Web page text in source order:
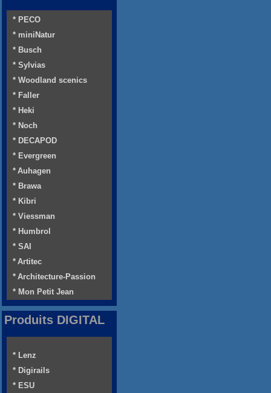
* PECO
* miniNatur
* Busch
* Sylvias
* Woodland scenics
* Faller
* Heki
* Noch
* DECAPOD
* Evergreen
* Auhagen
* Brawa
* Kibri
* Viessman
* Humbrol
* SAI
* Artitec
* Architecture-Passion
* Mon Petit Jean
Produits DIGITAL
* Lenz
* Digirails
* ESU